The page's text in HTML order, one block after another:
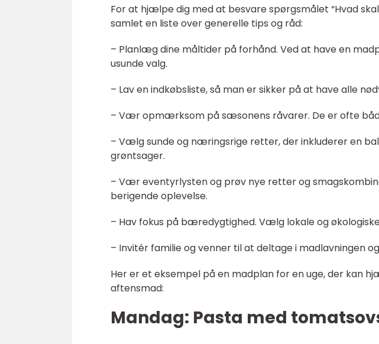
For at hjælpe dig med at besvare spørgsmålet “Hvad
samlet en liste over generelle tips og råd:
– Planlæg dine måltider på forhånd. Ved at have en
usunde valg.
– Lav en indkøbsliste, så man er sikker på at have alle
– Vær opmærksom på sæsonens råvarer. De er ofte
– Vælg sunde og næringsrige retter, der inkluderer en
grøntsager.
– Vær eventyrlysten og prøv nye retter og
berigende oplevelse.
– Hav fokus på bæredygtighed. Vælg lokale og
– Invitér familie og venner til at deltage i madlavningen
Her er et eksempel på en madplan for en uge, der kan
aftensmad:
Mandag: Pasta med